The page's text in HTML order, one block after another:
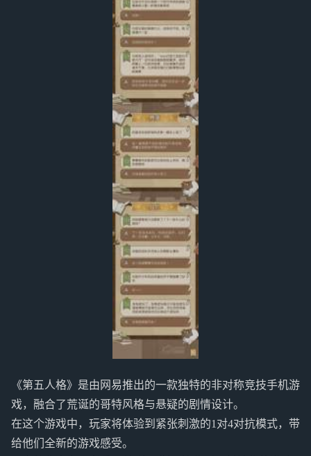
《第五人格》是由网易推出的一款独特的非对称竞技手机游
戏，融合了荒诞的哥特风格与悬疑的剧情设计。
在这个游戏中，玩家将体验到紧张刺激的1对4对抗模式，带
给他们全新的游戏感受。